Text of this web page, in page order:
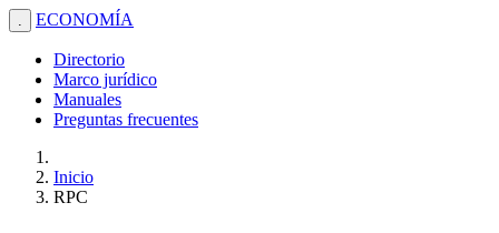
. ECONOMÍA
Directorio
Marco jurídico
Manuales
Preguntas frecuentes
Inicio
RPC